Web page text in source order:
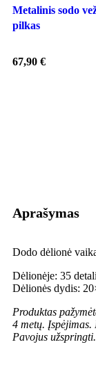
Metalinis sodo
pilkas
67,90 €
Aprašymas
Dodo dėlionė
Dėlionėje: 35
Dėlionės dydis:
Produktas
4 metų. Įspėjimas.
Pavojus